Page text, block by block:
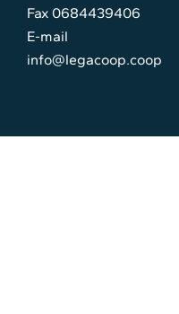
Fax 0684439406
E-mail
info@legacoop.coop